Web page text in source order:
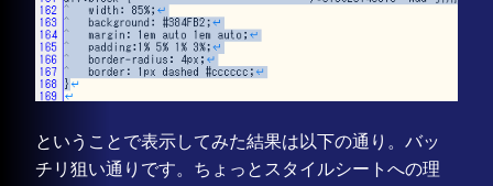
ということで表示してみた結果は以下の通り。バッ
チリ狙い通りです。ちょっとスタイルシートへの理